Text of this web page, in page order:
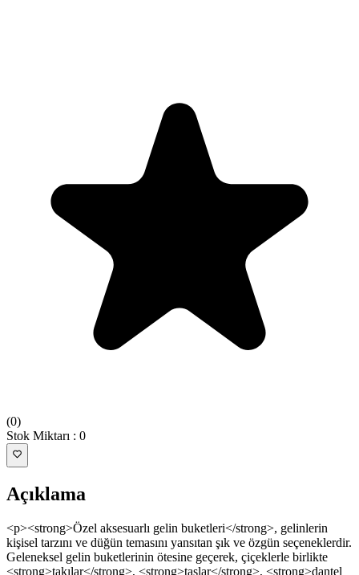
(0)
Stok Miktarı : 0
Açıklama
<p><strong>Özel aksesuarlı gelin buketleri</strong>, gelinlerin
kişisel tarzını ve düğün temasını yansıtan şık ve özgün seçeneklerdir.
Geleneksel gelin buketlerinin ötesine geçerek, çiçeklerle birlikte
<strong>takılar</strong>, <strong>taşlar</strong>, <strong>dantel